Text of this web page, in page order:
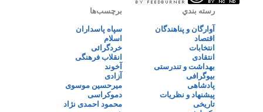
رسته بندي
آوارگان و پناهندگان
اقتصاد
انتخابات
انتقادی
بهداشت و تندرستی
بیوگرافی
پادشاهی
پیشنهاد و نظریات
تاریخی
برچسب‌ها
سپاه پاسداران
اسلام
خردگرائی
انقلاب فرهنگی
آخوند
آزادی
میرحسین موسوی
دموکراسی
محمود احمدی نژاد